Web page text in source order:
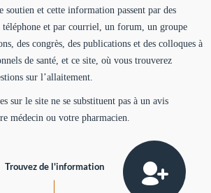
soutien et cette information passent par des
téléphone et par courriel, un forum, un groupe
des congrès, des publications et des colloques à
de santé, et ce site, où vous trouverez
sur l’allaitement.
sur le site ne se substituent pas à un avis
médecin ou votre pharmacien.
Trouvez de l'information